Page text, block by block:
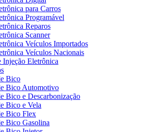
para Carros
Programável
Reparos
Scanner
Veículos Importados
Veículos Nacionais
Injeção Eletrônica
Bico
Bico Automotivo
Bico e Descarbonização
Bico e Vela
Bico Flex
Bico Gasolina